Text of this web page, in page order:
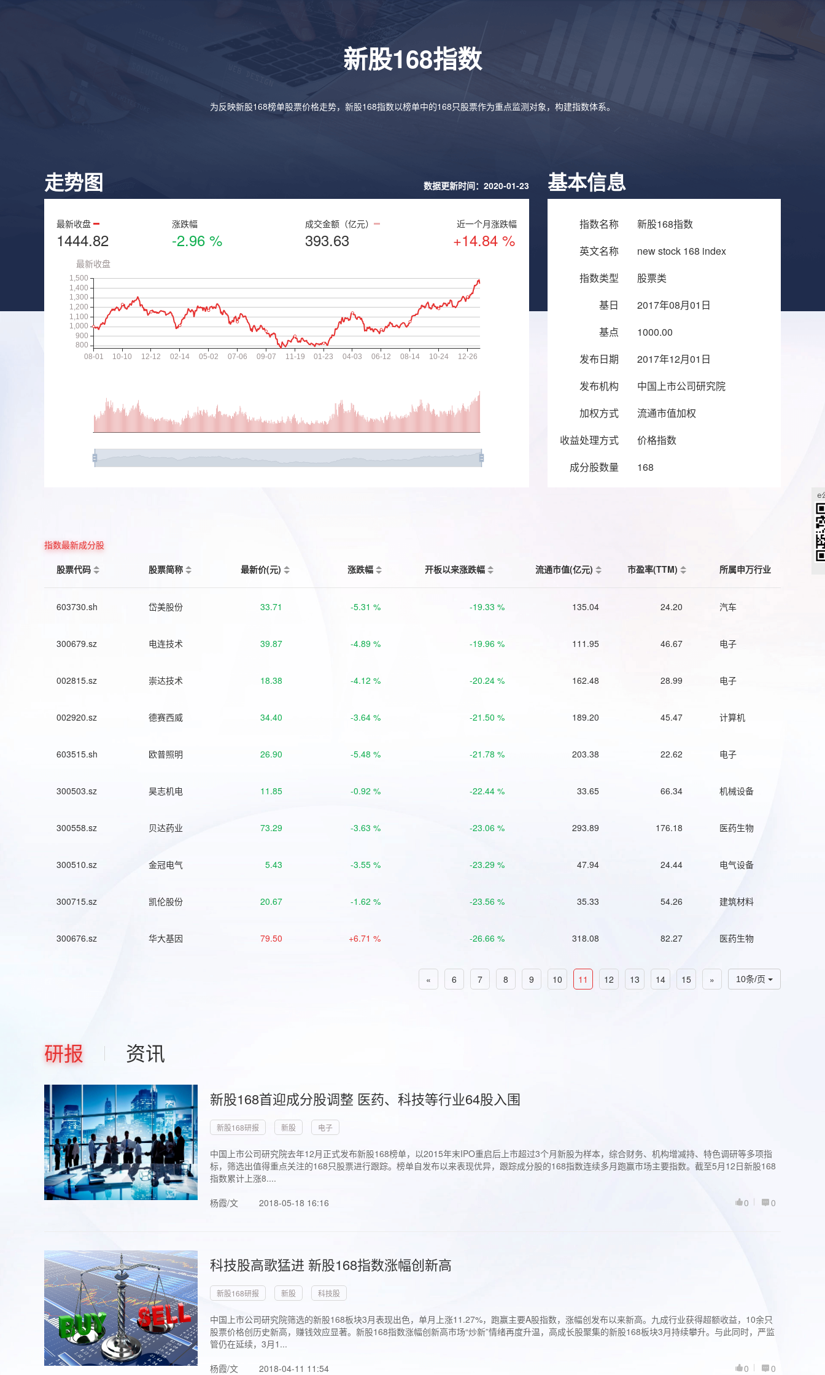
新股168指数
为反映新股168榜单股票价格走势，新股168指数以榜单中的168只股票作为重点监测对象，构建指数体系。
走势图 数据更新时间：2020-01-23
最新收盘
1444.82
涨跌幅
-2.96 %
成交金额（亿元）
393.63
近一个月涨跌幅
+14.84 %
基本信息
指数名称
新股168指数
英文名称
new stock 168 index
指数类型
股票类
基日
2017年08月01日
基点
1000.00
发布日期
2017年12月01日
发布机构
中国上市公司研究院
加权方式
流通市值加权
收益处理方式
价格指数
成分股数量
168
指数最新成分股
股票代码
股票简称 最新价(元) 涨跌幅 开板以来涨跌幅 流通市值(亿元) 市盈率(TTM) 所属申万行业
603730.sh 岱美股份 33.71 -5.31 % -19.33 % 135.04 24.20 汽车
300679.sz 电连技术 39.87 -4.89 % -19.96 % 111.95 46.67 电子
002815.sz 崇达技术 18.38 -4.12 % -20.24 % 162.48 28.99 电子
002920.sz 德赛西威 34.40 -3.64 % -21.50 % 189.20 45.47 计算机
603515.sh 欧普照明 26.90 -5.48 % -21.78 % 203.38 22.62 电子
300503.sz 昊志机电 11.85 -0.92 % -22.44 % 33.65 66.34 机械设备
300558.sz 贝达药业 73.29 -3.63 % -23.06 % 293.89 176.18 医药生物
300510.sz 金冠电气 5.43 -3.55 % -23.29 % 47.94 24.44 电气设备
300715.sz 凯伦股份 20.67 -1.62 % -23.56 % 35.33 54.26 建筑材料
300676.sz 华大基因 79.50 +6.71 % -26.66 % 318.08 82.27 医药生物
10条/页
« 6 7 8 9 10 11 12 13 14 15 »
研报 资讯
新股168首迎成分股调整 医药、科技等行业64股入围
新股168研报 新股 电子
中国上市公司研究院去年12月正式发布新股168榜单，以2015年末IPO重启后上市超过3个月新股为样本，综合财务、机构增减持、特色调研等多项指
标，筛选出值得重点关注的168只股票进行跟踪。榜单自发布以来表现优异，跟踪成分股的168指数连续多月跑赢市场主要指数。截至5月12日新股168
指数累计上涨8....
杨霞/文
2018-05-18 16:16 0
0
科技股高歌猛进 新股168指数涨幅创新高
新股168研报 新股 科技股
中国上市公司研究院筛选的新股168板块3月表现出色，单月上涨11.27%，跑赢主要A股指数，涨幅创发布以来新高。九成行业获得超额收益，10余只
股票价格创历史新高，赚钱效应显著。新股168指数涨幅创新高市场“炒新”情绪再度升温，高成长股聚集的新股168板块3月持续攀升。与此同时，严监
管仍在延续，3月1...
杨霞/文
2018-04-11 11:54 0
0